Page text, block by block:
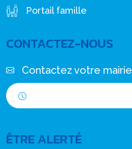
Portail famille
CONTACTEZ-NOUS
Contactez votre mairie
ÊTRE ALERTÉ